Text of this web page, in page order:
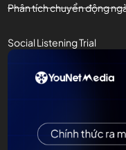
Phân tích chuyển động
Social Listening Trial